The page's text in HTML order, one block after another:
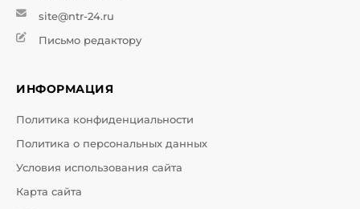
site@ntr-24.ru
Письмо редактору
ИНФОРМАЦИЯ
Политика конфиденциальности
Политика о персональных данных
Условия использования сайта
Карта сайта